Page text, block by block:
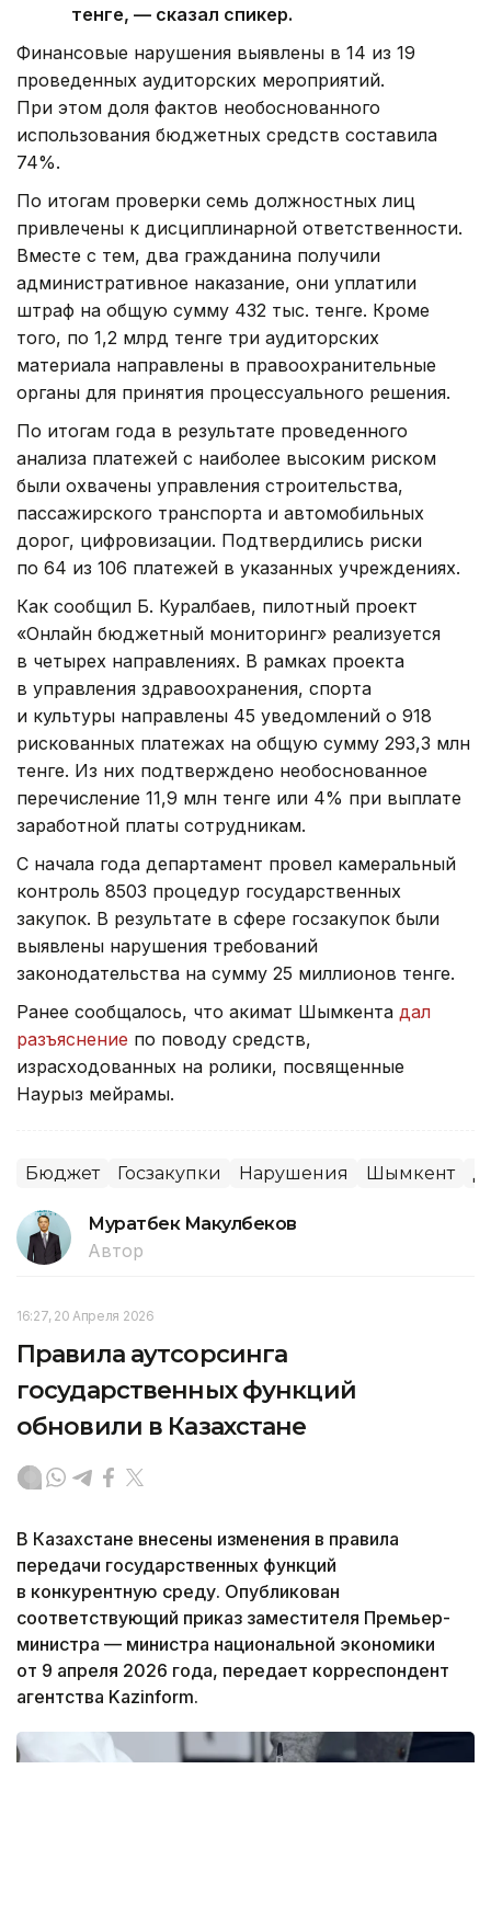
тенге, — сказал спикер.
Финансовые нарушения выявлены в 14 из 19
проведенных аудиторских мероприятий.
При этом доля фактов необоснованного
использования бюджетных средств составила
74%.
По итогам проверки семь должностных лиц
привлечены к дисциплинарной ответственности.
Вместе с тем, два гражданина получили
административное наказание, они уплатили
штраф на общую сумму 432 тыс. тенге. Кроме
того, по 1,2 млрд тенге три аудиторских
материала направлены в правоохранительные
органы для принятия процессуального решения.
По итогам года в результате проведенного
анализа платежей с наиболее высоким риском
были охвачены управления строительства,
пассажирского транспорта и автомобильных
дорог, цифровизации. Подтвердились риски
по 64 из 106 платежей в указанных учреждениях.
Как сообщил Б. Куралбаев, пилотный проект
«Онлайн бюджетный мониторинг» реализуется
в четырех направлениях. В рамках проекта
в управления здравоохранения, спорта
и культуры направлены 45 уведомлений о 918
рискованных платежах на общую сумму 293,3 млн
тенге. Из них подтверждено необоснованное
перечисление 11,9 млн тенге или 4% при выплате
заработной платы сотрудникам.
С начала года департамент провел камеральный
контроль 8503 процедур государственных
закупок. В результате в сфере госзакупок были
выявлены нарушения требований
законодательства на сумму 25 миллионов тенге.
Ранее сообщалось, что акимат Шымкента дал
разъяснение по поводу средств,
израсходованных на ролики, посвященные
Наурыз мейрамы.
Бюджет Госзакупки Нарушения Шымкент
Муратбек Макулбеков
Автор
16:27, 20 Апреля 2026
Правила аутсорсинга
государственных функций
обновили в Казахстане
В Казахстане внесены изменения в правила
передачи государственных функций
в конкурентную среду. Опубликован
соответствующий приказ заместителя Премьер-
министра — министра национальной экономики
от 9 апреля 2026 года, передает корреспондент
агентства Kazinform.